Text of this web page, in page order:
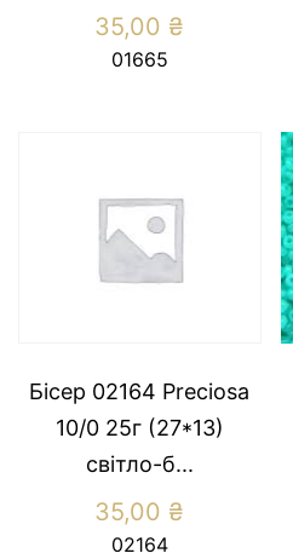
35,00 ₴
01665
Бісер 02164 Preсiosa
10/0 25г (27*13)
свiтло-б...
35,00 ₴
02164